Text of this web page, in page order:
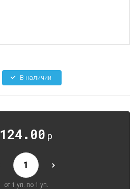
В наличии
124.00 р
от 1 уп. по 1 уп.